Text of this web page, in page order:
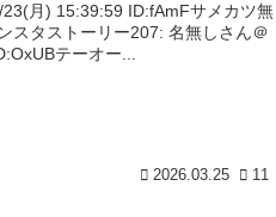
月) 15:39:59 ID:fAmFサメカツ無
スタストーリー207: 名無しさん＠
テーオー...
2026.03.25 11